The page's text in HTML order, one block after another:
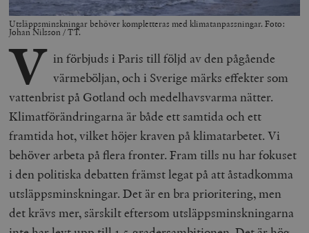
Utsläppsminskningar behöver kompletteras med klimatanpassningar. Foto:
Johan Nilsson / TT.
V in förbjuds i Paris till följd av den pågående
värmeböljan, och i Sverige märks effekter som
vattenbrist på Gotland och medelhavsvarma nätter.
Klimatförändringarna är både ett samtida och ett
framtida hot, vilket höjer kraven på klimatarbetet. Vi
behöver arbeta på flera fronter. Fram tills nu har fokuset
i den politiska debatten främst legat på att åstadkomma
utsläppsminskningar. Det är en bra prioritering, men
det krävs mer, särskilt eftersom utsläppsminskningarna